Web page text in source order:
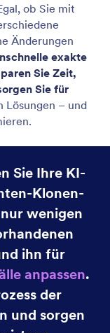
Kanal aus
Agenten.